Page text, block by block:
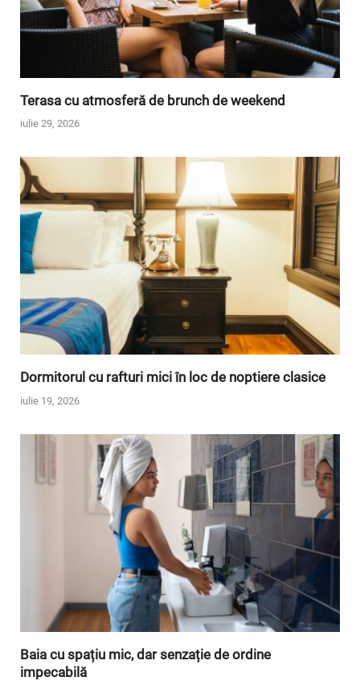
Terasa cu atmosferă de brunch de weekend
iulie 29, 2026
Dormitorul cu rafturi mici în loc de noptiere clasice
iulie 19, 2026
Baia cu spațiu mic, dar senzație de ordine
impecabilă